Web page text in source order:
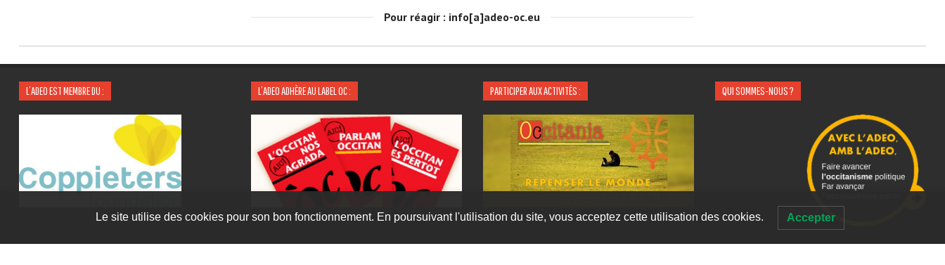
Pour réagir : info[a]adeo-oc.eu
L’ADEO EST MEMBRE DU : L’ADEO ADHÈRE AU LABEL OC : PARTICIPER AUX ACTIVITÉS : QUI SOMMES-NOUS ?
Le site utilise des cookies pour son bon fonctionnement. En poursuivant l'utilisation du site, vous acceptez cette utilisation des cookies. Accepter